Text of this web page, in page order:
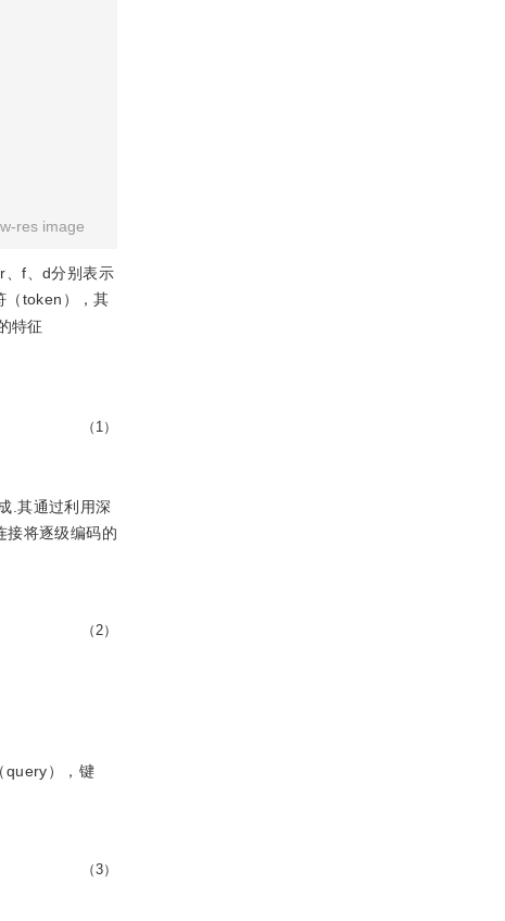
res image
、f、d分别表示
（token），其
特征
（1）
.其通过利用深
接将逐级编码的
（2）
query），键
（3）